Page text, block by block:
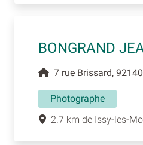
BONGRAND
7 rue Brissard,
Photographe
2.7 km de Issy-les-